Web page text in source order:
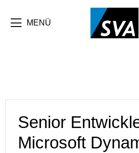
MENÜ
Senior
Microsoft